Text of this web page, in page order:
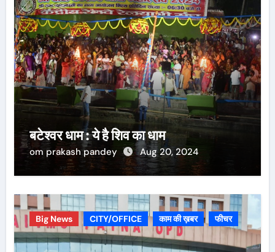
बटेश्वर धाम : ये है शिव का धाम
om prakash pandey Aug 20, 2024
Big News CITY/OFFICE काम की ख़बर फीचर